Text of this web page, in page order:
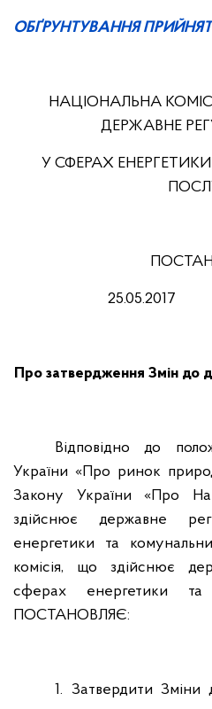
ОБҐРУНТУВАННЯ
НАЦІОНАЛЬНА
ДЕРЖАВНЕ
У СФЕРАХ
25.05.2017
Про затвердження Змін до
Відповідно до
України «Про ринок
Закону України «Про
здійснює державне
енергетики та
комісія, що здійснює
сферах енергетики та
ПОСТАНОВЛЯЄ:
1. Затвердити Зміни